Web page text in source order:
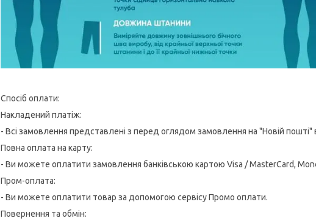
Спосіб оплати:
Накладений платіж:
- Всі замовлення представлені з перед оглядом замовлення на "Новій
Повна оплата на карту:
- Ви можете оплатити замовлення банківською картою Visa / MasterCard,
Пром-оплата:
- Ви можете оплатити товар за допомогою сервісу Промо оплати.
Повернення та обмін: